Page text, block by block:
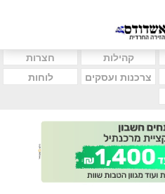
קהילות
חצרות
צרכנות ועסקים
לוחות